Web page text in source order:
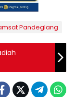
Pandeglang